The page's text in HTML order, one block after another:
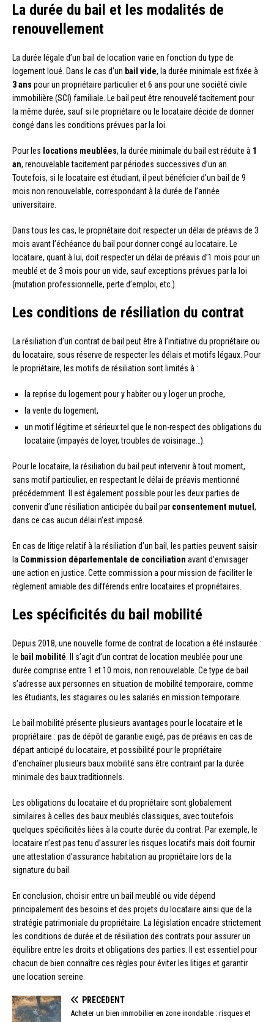
La durée du bail et les modalités de
renouvellement
La durée légale d’un bail de location varie en fonction du type de
logement loué. Dans le cas d’un bail vide, la durée minimale est fixée à
3 ans pour un propriétaire particulier et 6 ans pour une société civile
immobilière (SCI) familiale. Le bail peut être renouvelé tacitement pour
la même durée, sauf si le propriétaire ou le locataire décide de donner
congé dans les conditions prévues par la loi.
Pour les locations meublées, la durée minimale du bail est réduite à 1
an, renouvelable tacitement par périodes successives d’un an.
Toutefois, si le locataire est étudiant, il peut bénéficier d’un bail de 9
mois non renouvelable, correspondant à la durée de l’année
universitaire.
Dans tous les cas, le propriétaire doit respecter un délai de préavis de 3
mois avant l’échéance du bail pour donner congé au locataire. Le
locataire, quant à lui, doit respecter un délai de préavis d’1 mois pour un
meublé et de 3 mois pour un vide, sauf exceptions prévues par la loi
(mutation professionnelle, perte d’emploi, etc.).
Les conditions de résiliation du contrat
La résiliation d’un contrat de bail peut être à l’initiative du propriétaire ou
du locataire, sous réserve de respecter les délais et motifs légaux. Pour
le propriétaire, les motifs de résiliation sont limités à :
la reprise du logement pour y habiter ou y loger un proche,
la vente du logement,
un motif légitime et sérieux tel que le non-respect des obligations du
locataire (impayés de loyer, troubles de voisinage…).
Pour le locataire, la résiliation du bail peut intervenir à tout moment,
sans motif particulier, en respectant le délai de préavis mentionné
précédemment. Il est également possible pour les deux parties de
convenir d’une résiliation anticipée du bail par consentement mutuel ,
dans ce cas aucun délai n’est imposé.
En cas de litige relatif à la résiliation d’un bail, les parties peuvent saisir
la Commission départementale de conciliation avant d’envisager
une action en justice. Cette commission a pour mission de faciliter le
règlement amiable des différends entre locataires et propriétaires.
Les spécificités du bail mobilité
Depuis 2018, une nouvelle forme de contrat de location a été instaurée :
le bail mobilité . Il s’agit d’un contrat de location meublée pour une
durée comprise entre 1 et 10 mois, non renouvelable. Ce type de bail
s’adresse aux personnes en situation de mobilité temporaire, comme
les étudiants, les stagiaires ou les salariés en mission temporaire.
Le bail mobilité présente plusieurs avantages pour le locataire et le
propriétaire : pas de dépôt de garantie exigé, pas de préavis en cas de
départ anticipé du locataire, et possibilité pour le propriétaire
d’enchaîner plusieurs baux mobilité sans être contraint par la durée
minimale des baux traditionnels.
Les obligations du locataire et du propriétaire sont globalement
similaires à celles des baux meublés classiques, avec toutefois
quelques spécificités liées à la courte durée du contrat. Par exemple, le
locataire n’est pas tenu d’assurer les risques locatifs mais doit fournir
une attestation d’assurance habitation au propriétaire lors de la
signature du bail.
En conclusion, choisir entre un bail meublé ou vide dépend
principalement des besoins et des projets du locataire ainsi que de la
stratégie patrimoniale du propriétaire. La législation encadre strictement
les conditions de durée et de résiliation des contrats pour assurer un
équilibre entre les droits et obligations des parties. Il est essentiel pour
chacun de bien connaître ces règles pour éviter les litiges et garantir
une location sereine.
PRÉCÉDENT
Acheter un bien immobilier en zone inondable : risques et